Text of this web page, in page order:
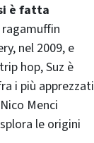
è fatta
nel 2009, e
hop, Suz è
i più apprezzati
Menci
le origini